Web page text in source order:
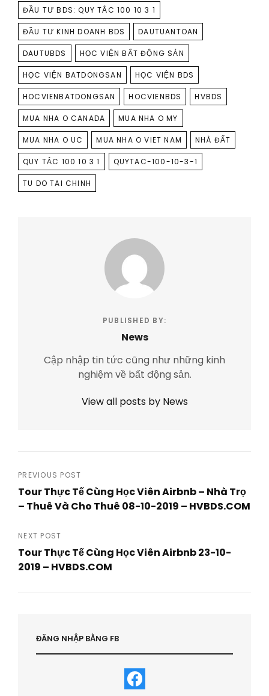
ĐẦU TƯ BDS: QUY TẮC 100 10 3 1
ĐẦU TƯ KINH DOANH BDS DAUTUANTOAN
DAUTUBDS HỌC VIỆN BẤT ĐỘNG SẢN
HỌC VIỆN BATDONGSAN HỌC VIỆN BDS
HOCVIENBATDONGSAN HOCVIENBDS HVBDS
MUA NHA O CANADA MUA NHA O MY
MUA NHA O UC MUA NHA O VIET NAM NHÀ ĐẤT
QUY TẮC 100 10 3 1 QUYTAC-100-10-3-1
TU DO TAI CHINH
PUBLISHED BY:
News
Cập nhập tin tức cũng như những kinh
nghiệm về bất động sản.
View all posts by News
Post
navigation
PREVIOUS POST
Tour Thực Tế Cùng Học Viên Airbnb – Nhà Trọ
– Thuê Và Cho Thuê 08-10-2019 – HVBDS.COM
Post
NEXT POST
Tour Thực Tế Cùng Học Viên Airbnb 23-10-
2019 – HVBDS.COM
ĐĂNG NHẬP BẰNG FB